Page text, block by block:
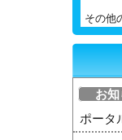
その他
お
ポータ